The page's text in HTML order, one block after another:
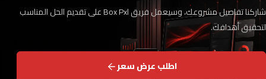
شاركنا تفاصيل مشروعك، وسيعمل فريق Box Pxl على تقديم الحل المناسب
لتحقيق أهدافك.
اطلب عرض سعر